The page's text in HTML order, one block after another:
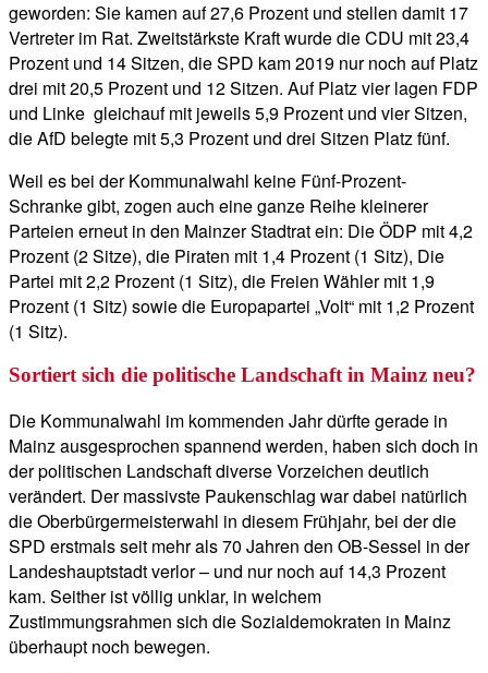
geworden: Sie kamen auf 27,6 Prozent und stellen damit 17
Vertreter im Rat. Zweitstärkste Kraft wurde die CDU mit 23,4
Prozent und 14 Sitzen, die SPD kam 2019 nur noch auf Platz
drei mit 20,5 Prozent und 12 Sitzen. Auf Platz vier lagen FDP
und Linke gleichauf mit jeweils 5,9 Prozent und vier Sitzen,
die AfD belegte mit 5,3 Prozent und drei Sitzen Platz fünf.
Weil es bei der Kommunalwahl keine Fünf-Prozent-
Schranke gibt, zogen auch eine ganze Reihe kleinerer
Parteien erneut in den Mainzer Stadtrat ein: Die ÖDP mit 4,2
Prozent (2 Sitze), die Piraten mit 1,4 Prozent (1 Sitz), Die
Partei mit 2,2 Prozent (1 Sitz), die Freien Wähler mit 1,9
Prozent (1 Sitz) sowie die Europapartei „Volt“ mit 1,2 Prozent
(1 Sitz).
Sortiert sich die politische Landschaft in Mainz neu?
Die Kommunalwahl im kommenden Jahr dürfte gerade in
Mainz ausgesprochen spannend werden, haben sich doch in
der politischen Landschaft diverse Vorzeichen deutlich
verändert. Der massivste Paukenschlag war dabei natürlich
die Oberbürgermeisterwahl in diesem Frühjahr, bei der die
SPD erstmals seit mehr als 70 Jahren den OB-Sessel in der
Landeshauptstadt verlor – und nur noch auf 14,3 Prozent
kam. Seither ist völlig unklar, in welchem
Zustimmungsrahmen sich die Sozialdemokraten in Mainz
überhaupt noch bewegen.